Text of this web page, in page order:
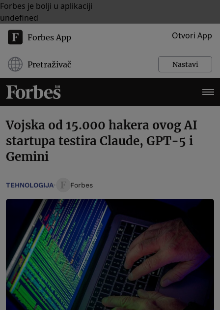
Forbes je bolji u aplikaciji
undefined
Forbes App Otvori App
Pretraživač Nastavi
Vojska od 15.000 hakera ovog AI
startupa testira Claude, GPT-5 i
Gemini
TEHNOLOGIJA Forbes